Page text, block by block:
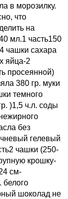
в морозилку.
что
на
мл.1 часть150
чашки сахара
яйца-2
просеянной)
380 гр. муки
темного
)1,5 ч.л. соды
без
гелевый
чашки (250-
крошку-
см-
белого
шоколад не